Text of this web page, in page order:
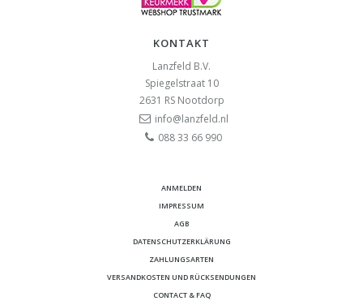
KONTAKT
Lanzfeld B.V.
Spiegelstraat 10
2631 RS Nootdorp
info@lanzfeld.nl
088 33 66 990
ANMELDEN
IMPRESSUM
AGB
DATENSCHUTZERKLÄRUNG
ZAHLUNGSARTEN
VERSANDKOSTEN UND RÜCKSENDUNGEN
CONTACT & FAQ